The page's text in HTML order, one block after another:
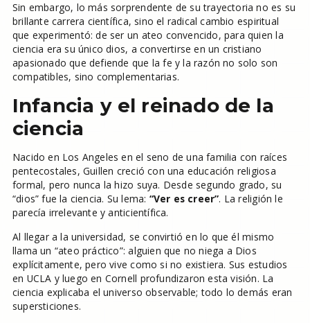
Sin embargo, lo más sorprendente de su trayectoria no es su
brillante carrera científica, sino el radical cambio espiritual
que experimentó: de ser un ateo convencido, para quien la
ciencia era su único dios, a convertirse en un cristiano
apasionado que defiende que la fe y la razón no solo son
compatibles, sino complementarias.
Infancia y el reinado de la
ciencia
Nacido en Los Angeles en el seno de una familia con raíces
pentecostales, Guillen creció con una educación religiosa
formal, pero nunca la hizo suya. Desde segundo grado, su
“dios” fue la ciencia. Su lema: “Ver es creer”. La religión le
parecía irrelevante y anticientífica.
Al llegar a la universidad, se convirtió en lo que él mismo
llama un “ateo práctico”: alguien que no niega a Dios
explícitamente, pero vive como si no existiera. Sus estudios
en UCLA y luego en Cornell profundizaron esta visión. La
ciencia explicaba el universo observable; todo lo demás eran
supersticiones.